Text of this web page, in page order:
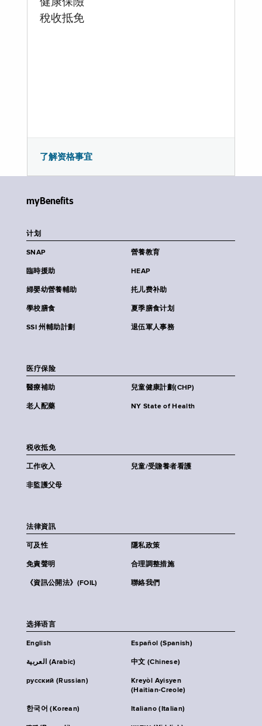
健康保險
稅收抵免
了解资格事宜
myBenefits
计划
SNAP 營養教育
臨時援助 HEAP
婦嬰幼營養輔助 扥儿费补助
學校膳食 夏季膳食计划
SSI 州輔助計劃 退伍軍人事務
医疗保险
醫療補助 兒童健康計劃(CHP)
老人配藥 NY State of Health
税收抵免
工作收入 兒童/受贍養者看護
非監護父母
法律資訊
可及性 隱私政策
免責聲明 合理調整措施
《資訊公開法》(FOIL) 聯絡我們
选择语言
English Español (Spanish)
العربية (Arabic) 中文 (Chinese)
русский (Russian)
Kreyòl Ayisyen
(Haitian-Creole)
한국어 (Korean) Italiano (Italian)